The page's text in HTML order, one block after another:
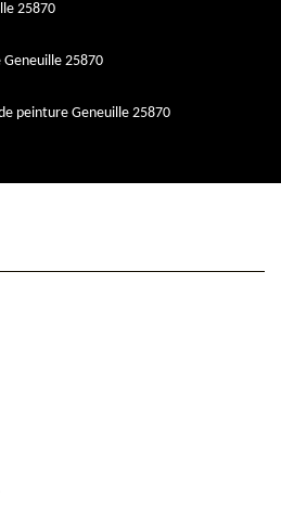
25870
Geneuille 25870
peinture Geneuille 25870